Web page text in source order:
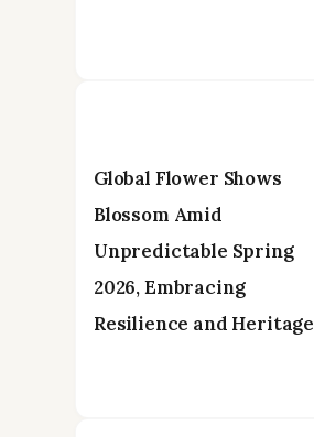
Global Flower Shows
Blossom Amid
Unpredictable Spring
2026, Embracing
Resilience and Heritage